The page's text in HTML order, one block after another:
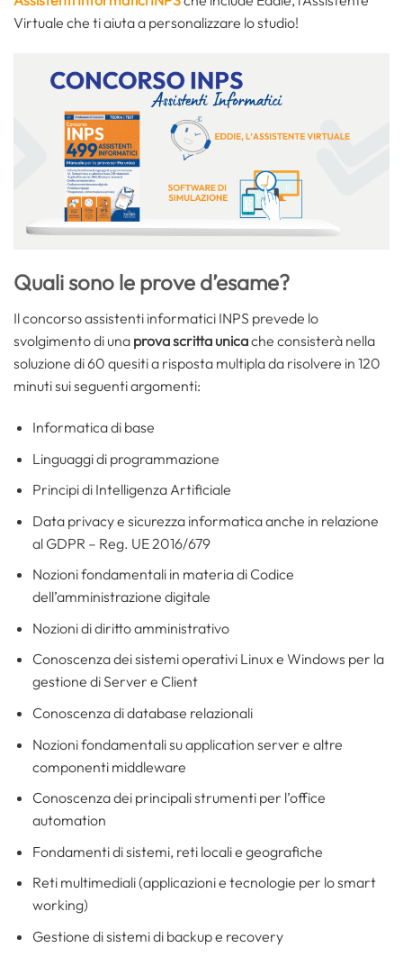
Virtuale che ti aiuta a personalizzare lo studio!
Quali sono le prove d’esame?
Il concorso assistenti informatici INPS prevede lo
svolgimento di una prova scritta unicache consisterà nella
soluzione di 60 quesiti a risposta multipla da risolvere in 120
minuti sui seguenti argomenti:
Informatica di base
Linguaggi di programmazione
Principi di Intelligenza Artificiale
Data privacy e sicurezza informatica anche in relazione
al GDPR – Reg. UE 2016/679
Nozioni fondamentali in materia di Codice
dell’amministrazione digitale
Nozioni di diritto amministrativo
Conoscenza dei sistemi operativi Linux e Windows per la
gestione di Server e Client
Conoscenza di database relazionali
Nozioni fondamentali su application server e altre
componenti middleware
Conoscenza dei principali strumenti per l’office
automation
Fondamenti di sistemi, reti locali e geografiche
Reti multimediali (applicazioni e tecnologie per lo smart
working)
Gestione di sistemi di backup e recovery